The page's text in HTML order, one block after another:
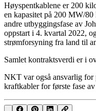
Høyspentkablene er 200
en kapasitet på 200 MW/
andre utbyggingsfase av
oppstart i 4. kvartal 2022,
strømforsyning fra land til
Samlet kontraktsverdi er i
NKT var også ansvarlig for
kraftkabler for første fase